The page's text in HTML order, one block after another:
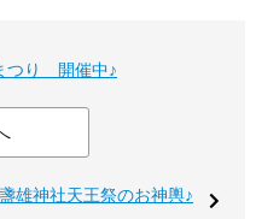
つり 開催中♪
雄神社天王祭のお神輿♪